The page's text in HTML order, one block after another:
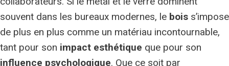
souvent dans les bureaux modernes, le bois s’impose
de plus en plus comme un matériau incontournable,
tant pour son impact esthétique que pour son
influence psychologique. Que ce soit par